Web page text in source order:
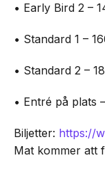
• Early Bird 2 –
• Standard 1 –
• Standard 2 –
• Entré på plats
Biljetter: https://
Mat kommer att